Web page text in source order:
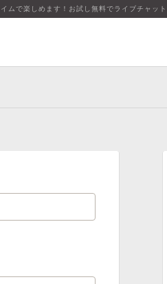
ムで楽しめます！お試し無料でライブチャット